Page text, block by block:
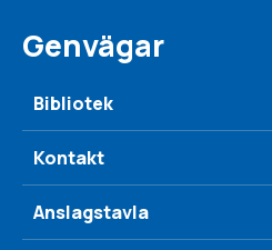
Genvägar
Bibliotek
Kontakt
Anslagstavla